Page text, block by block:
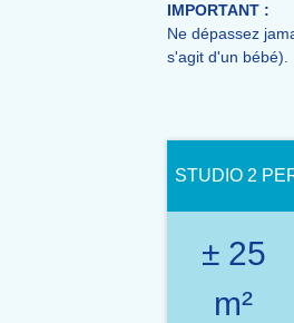
IMPORTANT :
Ne dépassez
s'agit d'un bébé).
STUDIO 2
± 25
m²